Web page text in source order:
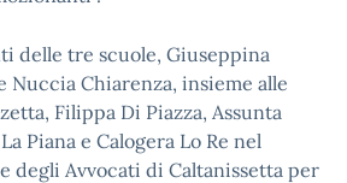
delle tre scuole, Giuseppina
Nuccia Chiarenza, insieme alle
Filippa Di Piazza, Assunta
Piana e Calogera Lo Re nel
degli Avvocati di Caltanissetta per